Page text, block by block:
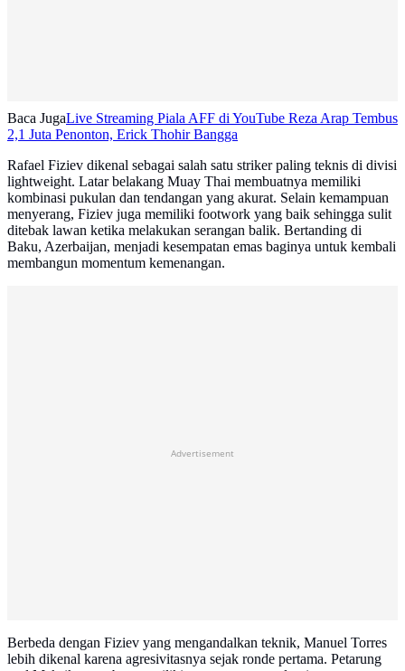
Baca JugaLive Streaming Piala AFF di YouTube Reza Arap Tembus
2,1 Juta Penonton, Erick Thohir Bangga
Rafael Fiziev dikenal sebagai salah satu striker paling teknis di divisi
lightweight. Latar belakang Muay Thai membuatnya memiliki
kombinasi pukulan dan tendangan yang akurat. Selain kemampuan
menyerang, Fiziev juga memiliki footwork yang baik sehingga sulit
ditebak lawan ketika melakukan serangan balik. Bertanding di
Baku, Azerbaijan, menjadi kesempatan emas baginya untuk kembali
membangun momentum kemenangan.
Advertisement
Berbeda dengan Fiziev yang mengandalkan teknik, Manuel Torres
lebih dikenal karena agresivitasnya sejak ronde pertama. Petarung